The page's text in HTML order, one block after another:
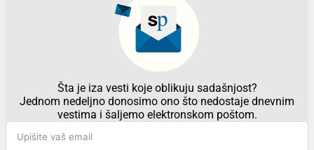
Šta je iza vesti koje oblikuju sadašnjost?
Jednom nedeljno donosimo ono što nedostaje dnevnim
vestima i šaljemo elektronskom poštom.